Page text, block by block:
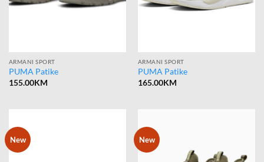
ARMANI SPORT
PUMA Patike
155.00KM
ARMANI SPORT
PUMA Patike
165.00KM
New New